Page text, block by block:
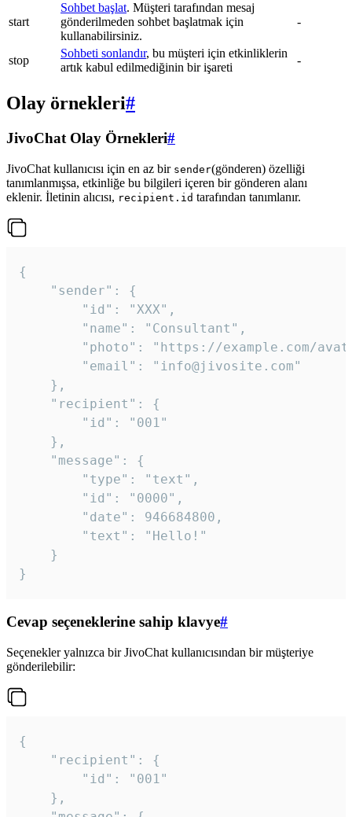
start
Sohbet başlat. Müşteri tarafından mesaj
gönderilmeden sohbet başlatmak için
kullanabilirsiniz.
-
stop
Sohbeti sonlandır, bu müşteri için etkinliklerin
artık kabul edilmediğinin bir işareti
-
Olay örnekleri#
JivoChat Olay Örnekleri#
JivoChat kullanıcısı için en az bir sender(gönderen) özelliği
tanımlanmışsa, etkinliğe bu bilgileri içeren bir gönderen alanı
eklenir. İletinin alıcısı, recipient.id tarafından tanımlanır.
{
}
Cevap seçeneklerine sahip klavye#
Seçenekler yalnızca bir JivoChat kullanıcısından bir müşteriye
gönderilebilir:
{